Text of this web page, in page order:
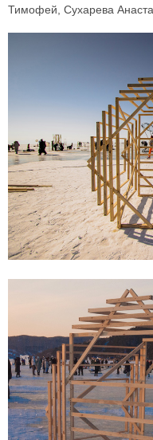
Тимофей, Сухарева